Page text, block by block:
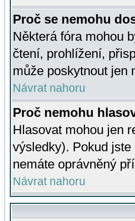
Proč se nemohu
Některá fóra mohou
čtení, prohlížení,
může poskytnout jen
Návrat nahoru
Proč nemohu
Hlasovat mohou jen
výsledky). Pokud
nemáte oprávněný
Návrat nahoru